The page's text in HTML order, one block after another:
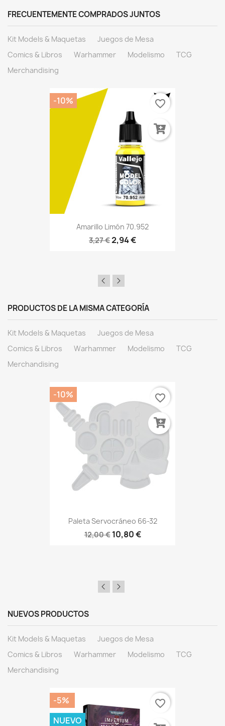
FRECUENTEMENTE COMPRADOS JUNTOS
Kit Models & Maquetas
Juegos de Mesa
Comics & Libros
Warhammer Modelismo
TCG
Merchandising
Amarillo Limón 70.952
3,27 €2,94 €
-10% favorite_border
PRODUCTOS DE LA MISMA CATEGORÍA
Kit Models & Maquetas
Juegos de Mesa
Comics & Libros
Warhammer Modelismo
TCG
Merchandising
Paleta Servocráneo 66-32
12,00 € 10,80 €
-10% favorite_border
NUEVOS PRODUCTOS
Kit Models & Maquetas
Juegos de Mesa
Comics & Libros
Warhammer Modelismo
TCG
Merchandising
-5%
NUEVO
favorite_border